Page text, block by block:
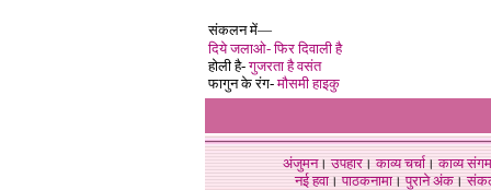
संकलन में—
दिये जलाओ- फिर दिवाली है
होली है-गुजरता है वसंत
फागुन के रंग-मौसमी हाइकु
अंजुमन।उपहार।काव्य चर्चा।काव्य संगम
नई हवा। पाठकनामा। पुराने अंक।